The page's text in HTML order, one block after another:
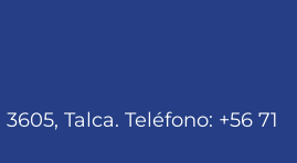
Talca. Teléfono: +56 71